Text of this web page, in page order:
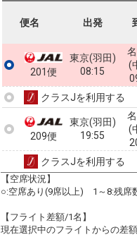
便名 出発
201便
東京(羽田)
08:15
(
クラスJを利用する
209便
東京(羽田)
19:55
(
クラスJを利用する
【空席状況】
○:空席あり(9席以上) 1～8:残
【フライト差額/1名】
現在選択中のフライトからの差